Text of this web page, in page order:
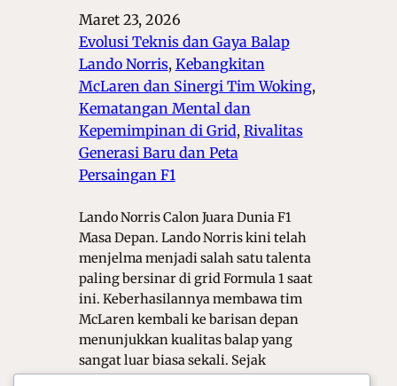
Maret 23, 2026
Evolusi Teknis dan Gaya Balap
Lando Norris, Kebangkitan
McLaren dan Sinergi Tim Woking ,
Kematangan Mental dan
Kepemimpinan di Grid, Rivalitas
Generasi Baru dan Peta
Persaingan F1
Lando Norris Calon Juara Dunia F1
Masa Depan. Lando Norris kini telah
menjelma menjadi salah satu talenta
paling bersinar di grid Formula 1 saat
ini. Keberhasilannya membawa tim
McLaren kembali ke barisan depan
menunjukkan kualitas balap yang
sangat luar biasa sekali. Sejak